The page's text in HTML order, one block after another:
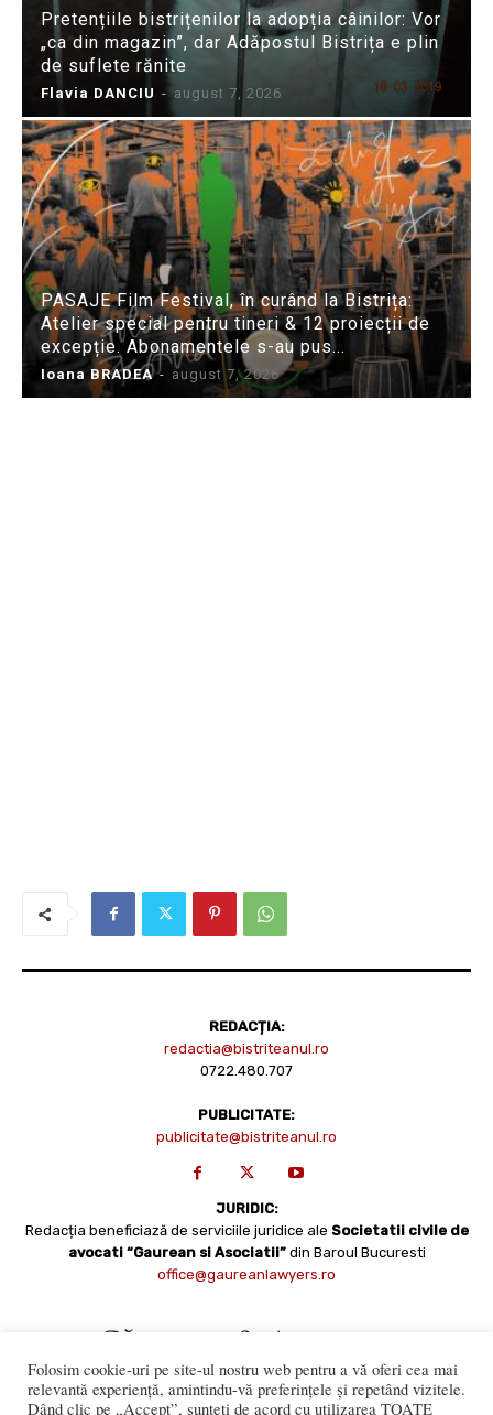
Pretențiile bistrițenilor la adopția câinilor: Vor
„ca din magazin”, dar Adăpostul Bistrița e plin
de suflete rănite
Flavia DANCIU - august 7, 2026
PASAJE Film Festival, în curând la Bistrița:
Atelier special pentru tineri & 12 proiecții de
excepție. Abonamentele s-au pus...
Ioana BRADEA - august 7, 2026
REDACȚIA:
redactia@bistriteanul.ro
0722.480.707
PUBLICITATE:
publicitate@bistriteanul.ro
JURIDIC:
Redacția beneficiază de serviciile juridice ale Societatii civile de
avocati “Gaurean si Asociatii” din Baroul Bucuresti
office@gaureanlawyers.ro
Folosim cookie-uri pe site-ul nostru web pentru a vă oferi cea mai
relevantă experiență, amintindu-vă preferințele și repetând vizitele.
Dând clic pe „Accept”, sunteți de acord cu utilizarea TOATE